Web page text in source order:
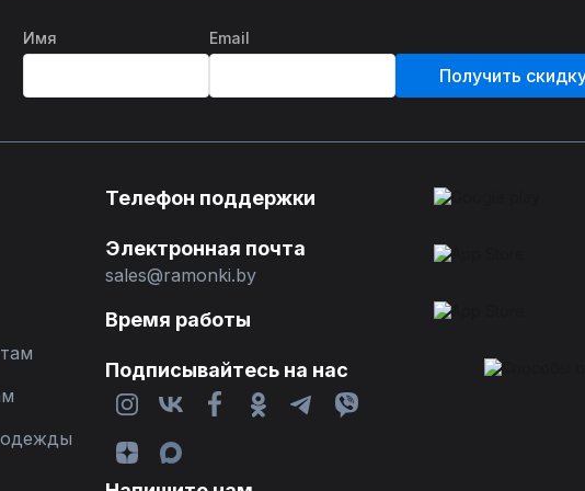
Имя Email
Получить
Телефон поддержки
Электронная почта
sales@ramonki.by
Время работы
Подписывайтесь на нас